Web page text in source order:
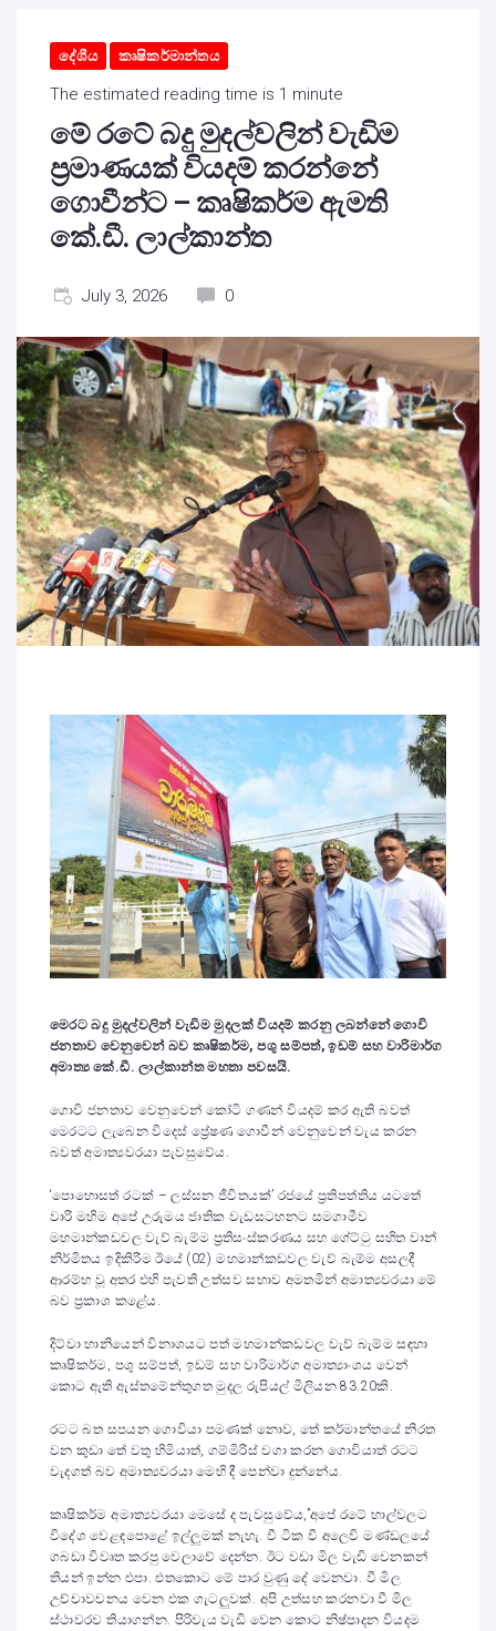
දේශීය කෘෂිකර්මාන්තය
The estimated reading time is 1 minute
මේ රටේ බදු මුදල්වලින් වැඩිම
ප්‍රමාණයක් වියදම් කරන්නේ
ගොවීන්ට – කෘෂිකර්ම ඇමති
කේ.ඩී. ලාල්කාන්ත
July 3, 2026 0
මෙරට බදු මුදල්වලින් වැඩිම මුදලක් වියදම් කරනු ලබන්නේ ගොවි
ජනතාව වෙනුවෙන් බව කෘෂිකර්ම, පශු සම්පත්, ඉඩම් සහ වාරිමාර්ග
අමාත්‍ය කේ.ඩී. ලාල්කාන්ත මහතා පවසයි.
ගොවි ජනතාව වෙනුවෙන් කෝටි ගණන් වියදම් කර ඇති බවත්
මෙරටට ලැබෙන විදෙස් ප්‍රේෂණ ගොවීන් වෙනුවෙන් වැය කරන
බවත් අමාත්‍යවරයා පැවසුවේය.
‘පොහොසත් රටක් – ලස්සන ජීවිතයක්’ රජයේ ප්‍රතිපත්තිය යටතේ
වාරි මහිම අපේ උරුමය ජාතික වැඩසටහනට සමගාමීව
මහමාන්කඩවල වැව් බැම්ම ප්‍රතිසංස්කරණය සහ ගේට්ටු සහිත වාන්
නිර්මිතය ඉදිකිරීම ඊයේ (02) මහමාන්කඩවල වැව් බැම්ම අසලදී
ආරම්භ වූ අතර එහි පැවති උත්සව සභාව අමතමින් අමාත්‍යවරයා මේ
බව ප්‍රකාශ කළේය.
දිට්වා හානියෙන් විනාශයට පත් මහමාන්කඩවල වැව් බැම්ම සඳහා
කෘෂිකර්ම, පශු සම්පත්, ඉඩම් සහ වාරිමාර්ග අමාත්‍යාංශය වෙන්
කොට ඇති ඇස්තමේන්තුගත මුදල රුපියල් මිලියන 83.20කි.
රටට බත සපයන ගොවියා පමණක් නොව, තේ කර්මාන්තයේ නිරත
වන කුඩා තේ වතු හිමියාත්, ගම්මිරිස් වගා කරන ගොවියාත් රටට
වැදගත් බව අමාත්‍යවරයා මෙහි දී පෙන්වා දුන්නේය.
කෘෂිකර්ම අමාත්‍යවරයා මෙසේ ද පැවසුවේය,”අපේ රටේ හාල්වලට
විදේශ වෙළඳපොළේ ඉල්ලුමක් නැහැ. වී ටික වී අලෙවි මණ්ඩලයේ
ගබඩා විවෘත කරපු වෙලාවේ දෙන්න. ඊට වඩා මිල වැඩි වෙනකන්
තියන් ඉන්න එපා. එතකොට මේ පාර වුණු දේ වෙනවා. වී මිල
උච්චාවචනය වෙන එක ගැටලුවක්. අපි උත්සහ කරනවා වී මිල
ස්ථාවරව තියාගන්න. පිරිවැය වැඩි වෙන කොට නිෂ්පාදන වියදම